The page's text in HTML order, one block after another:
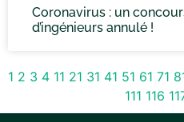
Coronavirus : un
d’ingénieurs annulé !
1 2 3 4 11 21 31 41 51 61 71
111 116